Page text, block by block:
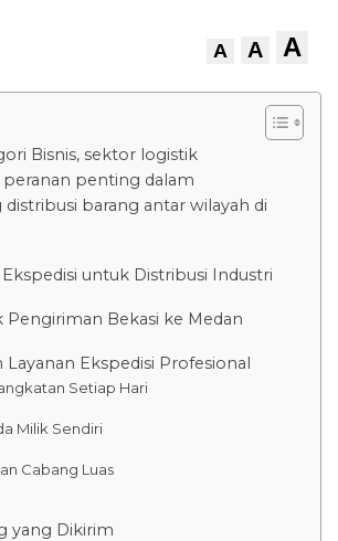
A A A
Bisnis, sektor logistik
penting dalam
barang antar wilayah di
untuk Distribusi Industri
Pengiriman Bekasi ke Medan
Layanan Ekspedisi Profesional
Setiap Hari
Milik Sendiri
Cabang Luas
yang Dikirim